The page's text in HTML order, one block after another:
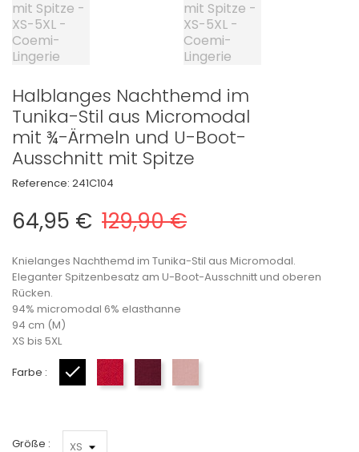
Halblanges Nachthemd im
Tunika-Stil aus Micromodal
mit ¾-Ärmeln und U-Boot-
Ausschnitt mit Spitze
Reference: 241C104
64,95 € 129,90 €
Knielanges Nachthemd im Tunika-Stil aus Micromodal.
Eleganter Spitzenbesatz am U-Boot-Ausschnitt und oberen
Rücken.
94% micromodal 6% elasthanne
94 cm (M)
XS bis 5XL
Farbe : Black Berry red
Größe :